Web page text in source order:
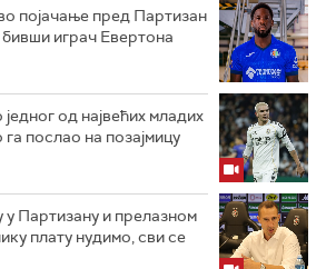
појачање пред Партизан
играч Евертона
од највећих младих
послао на позајмицу
Партизану и прелазном
плату нудимо, сви се